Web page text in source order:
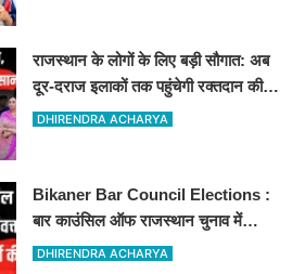
राजस्थान के लोगों के लिए बड़ी सौगात: अब
दूर-दराज इलाकों तक पहुंचेगी रक्तदान की
सुविधा, 10 अत्याधुनिक वाहन रवाना
DHIRENDRA ACHARYA
Bikaner Bar Council Elections :
बार काउंसिल ऑफ राजस्थान चुनाव में
बीकानेर के अधिवक्ता कुलदीप कुमार शर्मा की
DHIRENDRA ACHARYA